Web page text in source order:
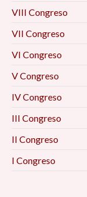
VIII Congreso
VII Congreso
VI Congreso
V Congreso
IV Congreso
III Congreso
II Congreso
I Congreso